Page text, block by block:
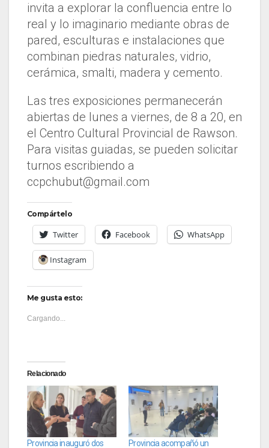
invita a explorar la confluencia entre lo
real y lo imaginario mediante obras de
pared, esculturas e instalaciones que
combinan piedras naturales, vidrio,
cerámica, smalti, madera y cemento.
Las tres exposiciones permanecerán
abiertas de lunes a viernes, de 8 a 20, en
el Centro Cultural Provincial de Rawson.
Para visitas guiadas, se pueden solicitar
turnos escribiendo a
ccpchubut@gmail.com
Compártelo
Twitter Facebook WhatsApp
Instagram
Me gusta esto:
Cargando...
Relacionado
Provincia inauguró dos
Provincia acompañó un